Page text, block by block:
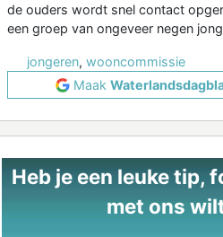
de ouders wordt snel contact
een groep van ongeveer negen
jongeren, wooncommissie
Maak
Heb je een leuke tip,
met ons